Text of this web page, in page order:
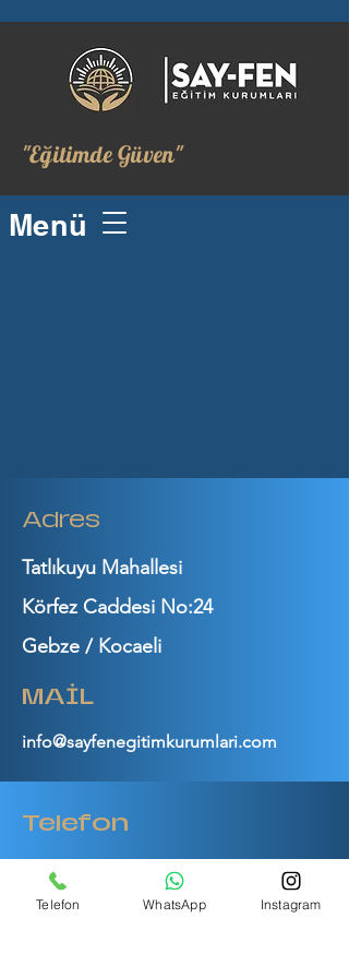
"Eğitimde Güven"
Menü
Adres
Tatlıkuyu Mahallesi
Körfez Caddesi No:24
Gebze / Kocaeli
MAİL
info@sayfenegitimkurumlari.com
Telefon
0262 642 7 888
0262 606 1 987
Telefon WhatsApp Instagram